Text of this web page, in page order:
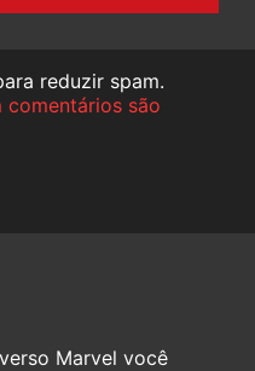
reduzir spam.
comentários são
Marvel você